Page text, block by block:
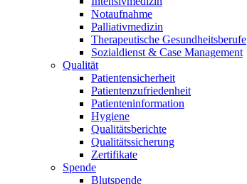
Notaufnahme
Palliativmedizin
Therapeutische Gesundheitsberufe
Sozialdienst & Case Management
Qualität
Patientensicherheit
Patientenzufriedenheit
Patienteninformation
Hygiene
Qualitätsberichte
Qualitätssicherung
Zertifikate
Spende
Blutspende